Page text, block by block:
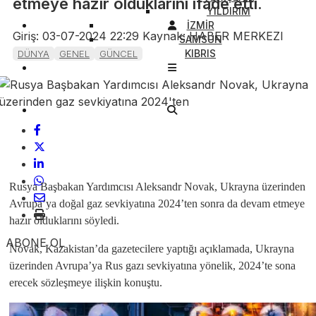
YILDIRIM
İZMİR
SAMSUN
KIBRIS
Giriş: 03-07-2024 22:29 Kaynak: HABER MERKEZI
DÜNYA GENEL GÜNCEL
ABONE OL
Rusya Başbakan Yardımcısı Aleksandr Novak, Ukrayna üzerinden
Avrupa’ya doğal gaz sevkiyatına 2024’ten sonra da devam etmeye
hazır olduklarını söyledi.
Novak, Kazakistan’da gazetecilere yaptığı açıklamada, Ukrayna
üzerinden Avrupa’ya Rus gazı sevkiyatına yönelik, 2024’te sona
erecek sözleşmeye ilişkin konuştu.